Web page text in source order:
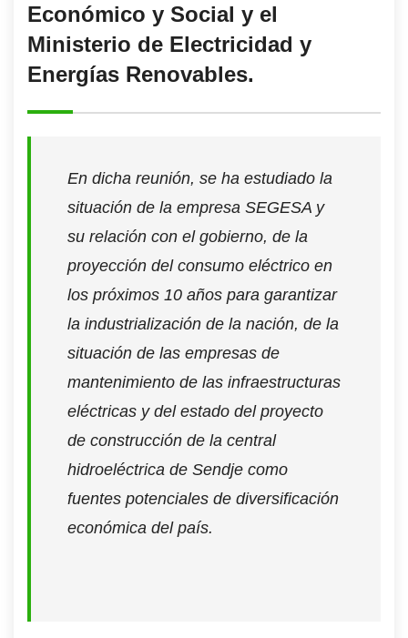
Económico y Social y el
Ministerio de Electricidad y
Energías Renovables.
En dicha reunión, se ha estudiado la
situación de la empresa SEGESA y
su relación con el gobierno, de la
proyección del consumo eléctrico en
los próximos 10 años para garantizar
la industrialización de la nación, de la
situación de las empresas de
mantenimiento de las infraestructuras
eléctricas y del estado del proyecto
de construcción de la central
hidroeléctrica de Sendje como
fuentes potenciales de diversificación
económica del país.